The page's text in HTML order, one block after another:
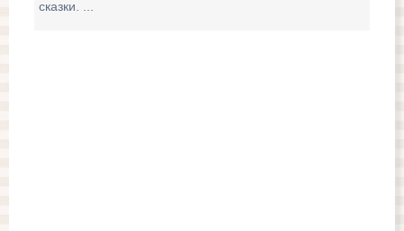
сказки. ...